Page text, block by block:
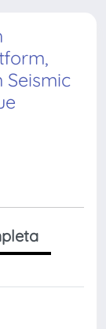
Seismic